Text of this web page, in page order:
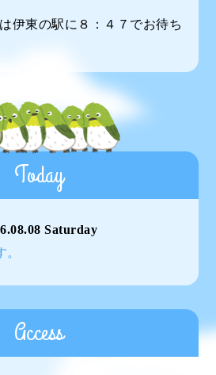
伊東の駅に８：４７でお待ち
Today
Saturday
Access